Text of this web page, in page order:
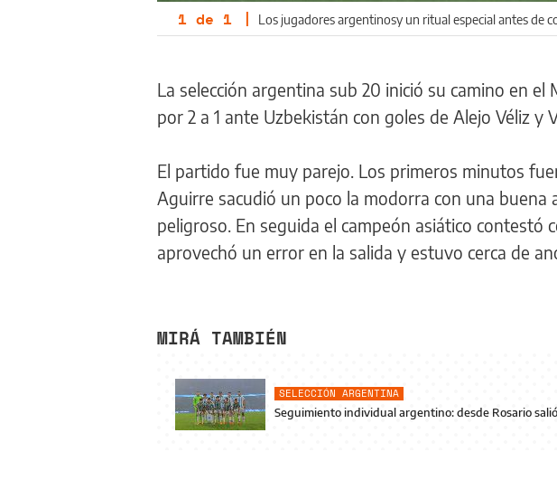
1 de 1 | Los jugadores argentinosy un ritual especial antes de
La selección argentina sub 20 inició su camino en
por 2 a 1 ante Uzbekistán con goles de Alejo Véliz y
El partido fue muy parejo. Los primeros minutos
Aguirre sacudió un poco la modorra con una
peligroso. En seguida el campeón asiático
aprovechó un error en la salida y estuvo cerca de
MIRÁ TAMBIÉN
SELECCIÓN ARGENTINA
Seguimiento individual argentino: desde Rosario